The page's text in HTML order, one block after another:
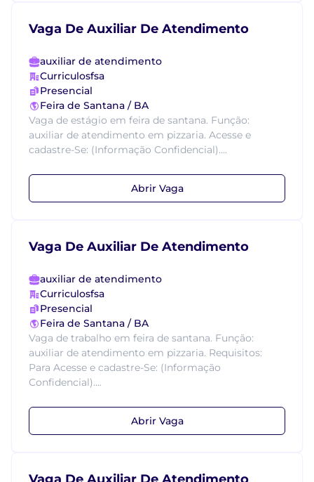
Vaga De Auxiliar De Atendimento
auxiliar de atendimento
Curriculosfsa
Presencial
Feira de Santana / BA
Vaga de estágio em feira de santana. Função:
auxiliar de atendimento em pizzaria. Acesse e
cadastre-Se: (Informação Confidencial)....
Abrir Vaga
Vaga De Auxiliar De Atendimento
auxiliar de atendimento
Curriculosfsa
Presencial
Feira de Santana / BA
Vaga de trabalho em feira de santana. Função:
auxiliar de atendimento em pizzaria. Requisitos:
Para Acesse e cadastre-Se: (Informação
Confidencial)....
Abrir Vaga